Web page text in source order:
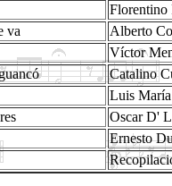
Florentino
va
Alberto
Víctor
Catalino
Luis
Oscar D'
Ernesto